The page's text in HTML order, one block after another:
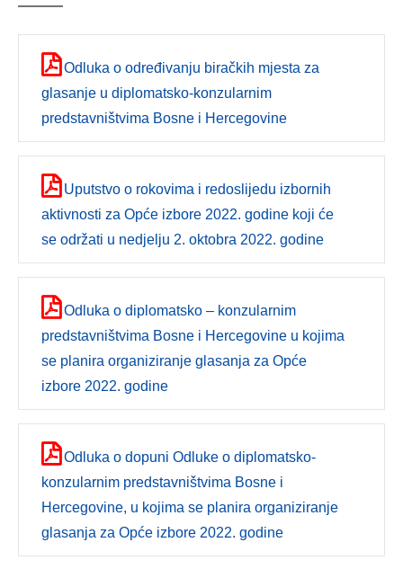
Odluka o određivanju biračkih mjesta za
glasanje u diplomatsko-konzularnim
predstavništvima Bosne i Hercegovine
Uputstvo o rokovima i redoslijedu izbornih
aktivnosti za Opće izbore 2022. godine koji će
se održati u nedjelju 2. oktobra 2022. godine
Odluka o diplomatsko – konzularnim
predstavništvima Bosne i Hercegovine u kojima
se planira organiziranje glasanja za Opće
izbore 2022. godine
Odluka o dopuni Odluke o diplomatsko-
konzularnim predstavništvima Bosne i
Hercegovine, u kojima se planira organiziranje
glasanja za Opće izbore 2022. godine